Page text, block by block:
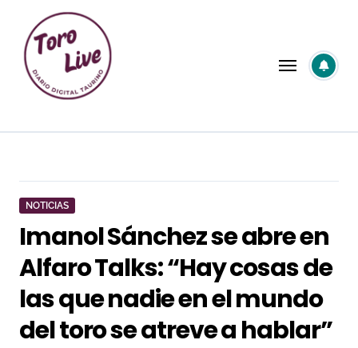
contenido
NOTICIAS
Imanol Sánchez se abre en
Alfaro Talks: “Hay cosas de
las que nadie en el mundo
del toro se atreve a hablar”